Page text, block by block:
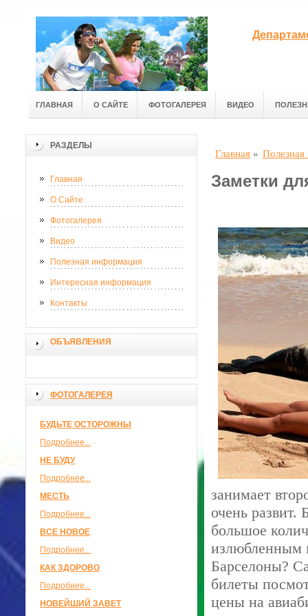
ГЛАВНАЯ О САЙТЕ ФОТОГАЛЕРЕЯ ВИДЕО
РАЗДЕЛЫ
Главная
О Сайте
Фотогалерея
Видео
Полезная информация
Интересная информация
Контакты
ОБЪЯВЛЕНИЯ
ФОТОГАЛЕРЕЯ
БУДЬТЕ ОСТОРОЖНЫ
Подробнее...
НЕ БУДУ
Подробнее...
МЕСТЬ
Подробнее...
ВСЕ НОВОЕ
Подробнее...
КАК ЗДОРОВО
Подробнее...
НОВЕЙШИЙ ЗАВЕТ
Главная »
Заметки
занимает
очень развит.
большое
излюбленным
Барселоны?
билеты
цены на